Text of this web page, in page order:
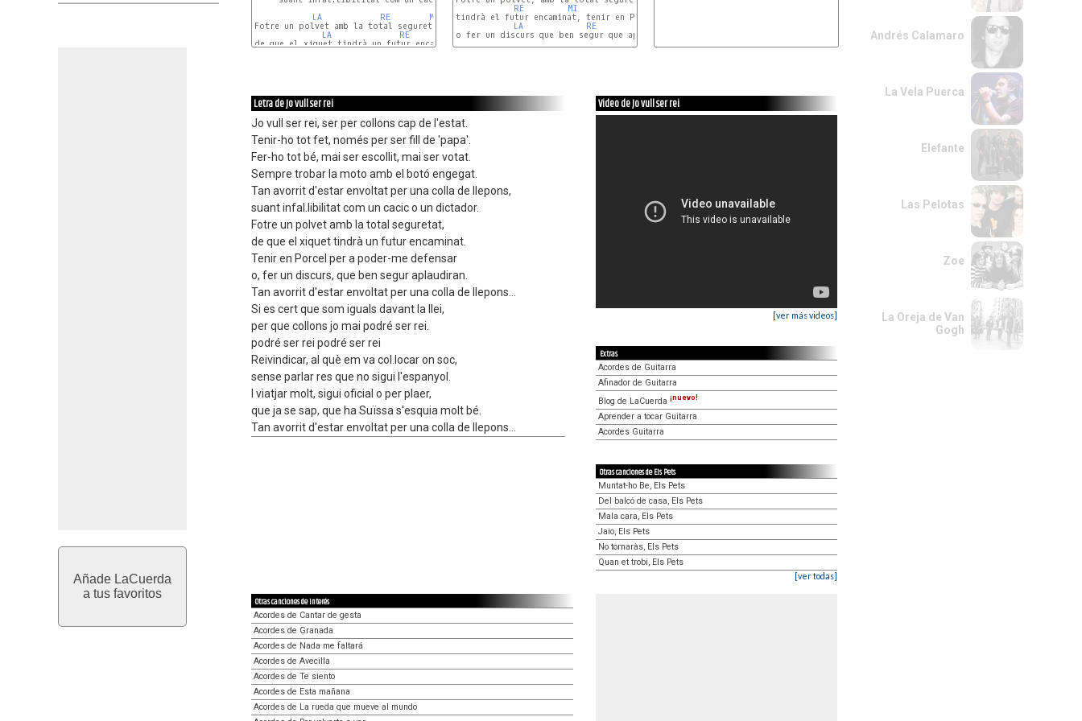
Añade LaCuerda
a tus favoritos
LA
RE
MI
Fotre un polvet amb la total seguretat,
LA
RE
MI
de que el xiquet tindrà un futur encaminat.
RE
MI
tindrà el futur encaminat, tenir en Porcel, per a poder-me defensar
LA
RE
o fer un discurs que ben segur que aplaudiran
Letra de Jo vull ser rei
Jo vull ser rei, ser per collons cap de l'estat.
Tenir-ho tot fet, només per ser fill de 'papa'.
Fer-ho tot bé, mai ser escollit, mai ser votat.
Sempre trobar la moto amb el botó engegat.
Tan avorrit d'estar envoltat per una colla de llepons,
suant infal.libilitat com un cacic o un dictador.
Fotre un polvet amb la total seguretat,
de que el xiquet tindrà un futur encaminat.
Tenir en Porcel per a poder-me defensar
o, fer un discurs, que ben segur aplaudiran.
Tan avorrit d'estar envoltat per una colla de llepons...
Si es cert que som iguals davant la llei,
per que collons jo mai podré ser rei.
podré ser rei podré ser rei
Reivindicar, al què em va col.locar on soc,
sense parlar res que no sigui l'espanyol.
I viatjar molt, sigui oficial o per plaer,
que ja se sap, que ha Suïssa s'esquia molt bé.
Tan avorrit d'estar envoltat per una colla de llepons...
Video de Jo vull ser rei
[ver más videos]
Extras
Acordes de Guitarra
Afinador de Guitarra
Blog de LaCuerda ¡nuevo!
Aprender a tocar Guitarra
Acordes Guitarra
Otras canciones de Els Pets
Muntat-ho Be, Els Pets
Del balcó de casa, Els Pets
Mala cara, Els Pets
Jaio, Els Pets
No tornaràs, Els Pets
Quan et trobi, Els Pets
[ver todas]
Otras canciones de interés
Acordes de Cantar de gesta
Acordes de Granada
Acordes de Nada me faltará
Acordes de Avecilla
Acordes de Te siento
Acordes de Esta mañana
Acordes de La rueda que mueve al mundo
Andrés Calamaro
La Vela Puerca
Elefante
Las Pelotas
Zoe
La Oreja de Van
Gogh